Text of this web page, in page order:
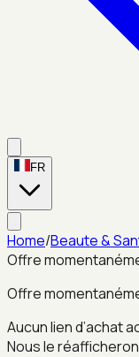
FR
Home/Beaute &
Offre
Offre
Aucun lien d’achat
Nous le